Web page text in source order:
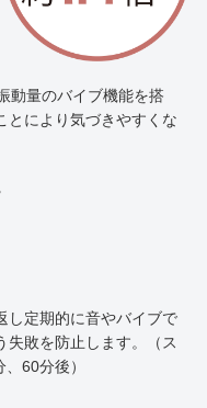
動量のバイブ機能を搭
とにより気づきやすくな
し定期的に音やバイブで
失敗を防止します。（ス
60分後）